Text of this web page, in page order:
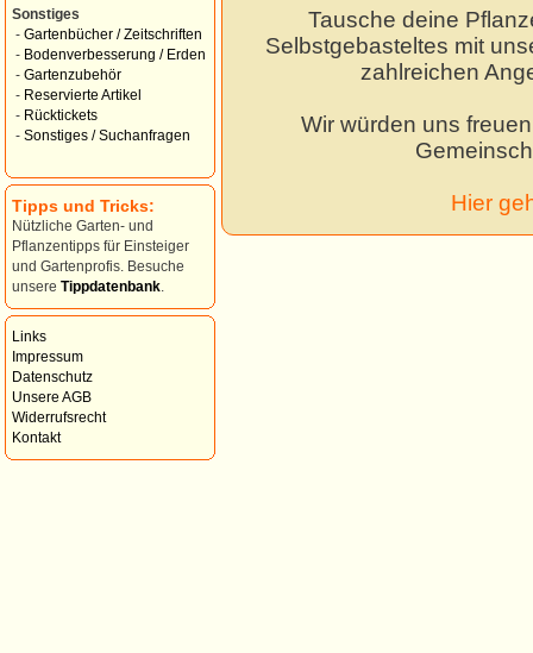
Sonstiges
- Gartenbücher / Zeitschriften
- Bodenverbesserung / Erden
- Gartenzubehör
- Reservierte Artikel
- Rücktickets
- Sonstiges / Suchanfragen
Tipps und Tricks:
Nützliche Garten- und
Pflanzentipps für Einsteiger
und Gartenprofis. Besuche
unsere Tippdatenbank
Links
Impressum
Datenschutz
Unsere AGB
Widerrufsrecht
Kontakt
Tausche deine
Selbstgebasteltes mit
zahlreichen
Wir würden uns
Hier